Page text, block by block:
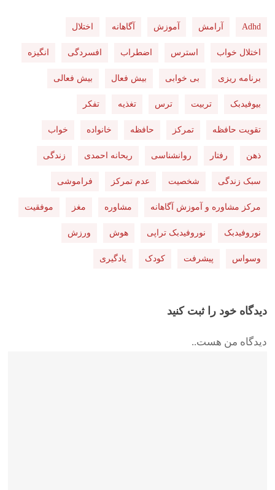
Adhd آرامش آموزش آگاهانه اختلال
اختلال خواب استرس اضطراب افسردگی انگیزه
برنامه ریزی بی خوابی بیش فعال بیش فعالی
بیوفیدبک تربیت ترس تغذیه تفکر
تقویت حافظه تمرکز حافظه خانواده خواب
ذهن رفتار روانشناسی ریحانه احمدی زندگی
سبک زندگی شخصیت عدم تمرکز فراموشی
مرکز مشاوره و آموزش آگاهانه مشاوره مغز موفقیت
نوروفیدبک نوروفیدبک تراپی هوش ورزش
وسواس پیشرفت کودک یادگیری
دیدگاه خود را ثبت کنید
دیدگاه من هست..